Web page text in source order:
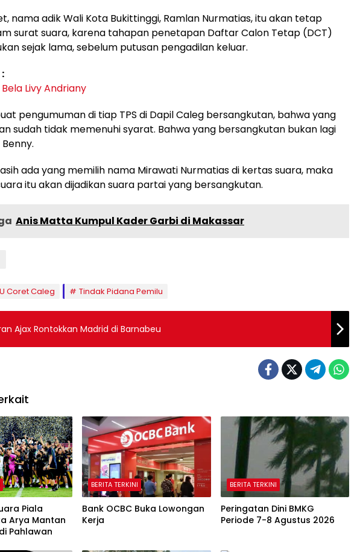
nama adik Wali Kota Bukittinggi, Ramlan Nurmatias, itu akan tetap
surat suara, karena tahapan penetapan Daftar Calon Tetap (DCT)
sejak lama, sebelum putusan pengadilan keluar.
Livy Andriany
pengumuman di tiap TPS di Dapil Caleg bersangkutan, bahwa yang
sudah tidak memenuhi syarat. Bahwa yang bersangkutan bukan lagi
ada yang memilih nama Mirawati Nurmatias di kertas suara, maka
itu akan dijadikan suara partai yang bersangkutan.
Anis Matta Kumpul Kader Garbi di Makassar
Coret Caleg Tindak Pidana Pemilu
Ajax Rontokkan Madrid di Barnabeu
Piala
Arya Mantan
Pahlawan
BERITA TERKINI
Bank OCBC Buka Lowongan
Kerja
BERITA TERKINI
Peringatan Dini BMKG
Periode 7-8 Agustus 2026